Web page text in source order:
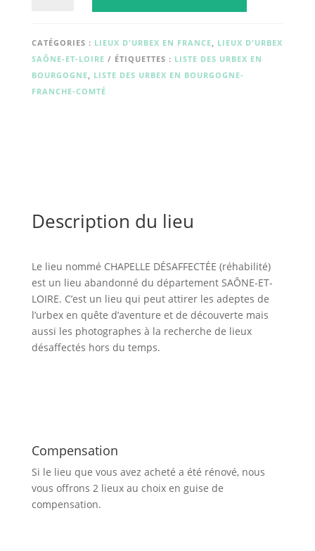
(réhabilité)
CATÉGORIES : LIEUX D'URBEX EN FRANCE, LIEUX D'URBEX
SAÔNE-ET-LOIRE
ÉTIQUETTES : LISTE DES URBEX EN
BOURGOGNE, LISTE DES URBEX EN BOURGOGNE-
FRANCHE-COMTÉ
Description du lieu
Le lieu nommé CHAPELLE DÉSAFFECTÉE (réhabilité)
est un lieu abandonné du département SAÔNE-ET-
LOIRE. C’est un lieu qui peut attirer les adeptes de
l’urbex en quête d’aventure et de découverte mais
aussi les photographes à la recherche de lieux
désaffectés hors du temps.
Compensation
Si le lieu que vous avez acheté a été rénové, nous
vous offrons 2 lieux au choix en guise de
compensation.